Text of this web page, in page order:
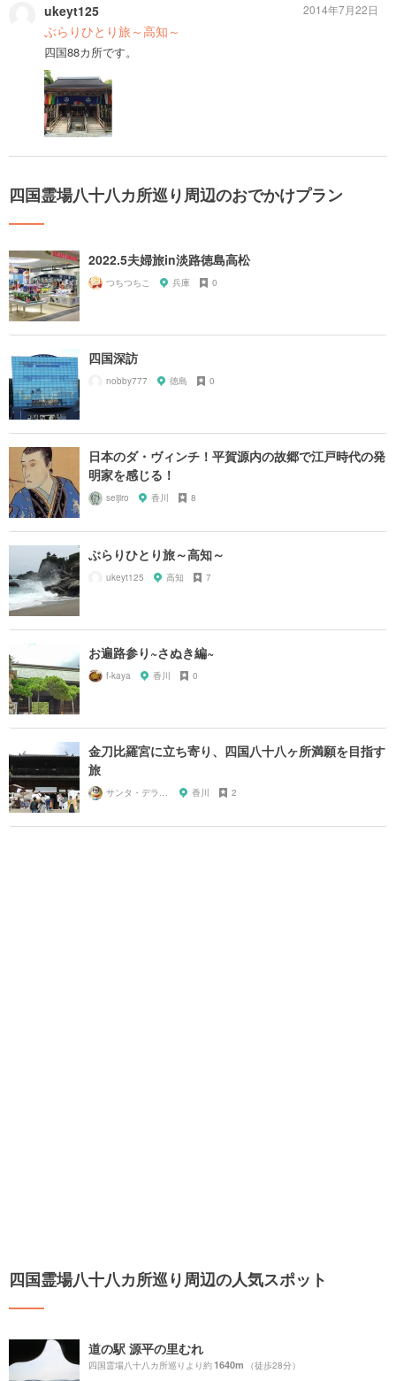
ukeyt125
ぶらりひとり旅～高知～
四国88カ所です。
2014年7月22日
四国霊場八十八カ所巡り周辺のおでかけプラン
2022.5夫婦旅in淡路徳島高松
つちつちこ 兵庫 0
四国深訪
nobby777 徳島 0
日本のダ・ヴィンチ！平賀源内の故郷で江戸時代の発
明家を感じる！
seijiro 香川 8
ぶらりひとり旅～高知～
ukeyt125 高知 7
お遍路参り~さぬき編~
f-kaya 香川 0
金刀比羅宮に立ち寄り、四国八十八ヶ所満願を目指す
旅
サンタ・デラックス 香川 2
四国霊場八十八カ所巡り周辺の人気スポット
道の駅 源平の里むれ
四国霊場八十八カ所巡りより約1640m （徒歩28分）